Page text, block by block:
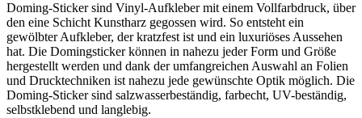
Doming-Sticker sind Vinyl-Aufkleber mit einem Vollfarbdruck, über
den eine Schicht Kunstharz gegossen wird. So entsteht ein
gewölbter Aufkleber, der kratzfest ist und ein luxuriöses Aussehen
hat. Die Domingsticker können in nahezu jeder Form und Größe
hergestellt werden und dank der umfangreichen Auswahl an Folien
und Drucktechniken ist nahezu jede gewünschte Optik möglich. Die
Doming-Sticker sind salzwasserbeständig, farbecht, UV-beständig,
selbstklebend und langlebig.